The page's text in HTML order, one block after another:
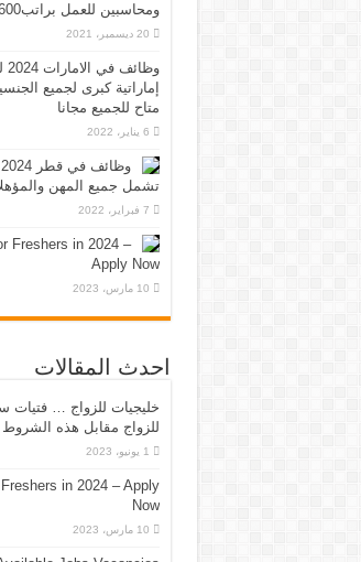
ومحاسبين للعمل براتب600 دينار
20 ديسمبر، 2021
إماراتية كبرى لجميع
متاح للجميع مجانا
6 يناير، 2022
تشمل جميع المهن
7 فبراير، 2022
Freshers in 2024 –
Apply Now
10 مارس، 2023
احدث المقالات
خليجيات للزواج …
للزواج مقابل هذه الشروط
1 يونيو، 2023
in 2024 – Apply
Now
10 مارس، 2023